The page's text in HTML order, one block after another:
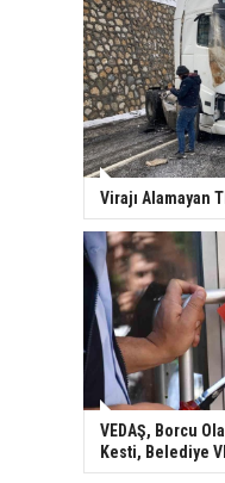
Virajı Alamayan
VEDAŞ, Borcu
Kesti, Belediye